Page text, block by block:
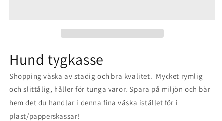
shopping
väska
Tote
bag
tygkasse
shopping
väska
Tote
Hund tygkasse
Shopping väska av stadig och bra kvalitet. Mycket rymlig
och slittålig, håller för tunga varor. Spara på miljön och bär
hem det du handlar i denna fina väska istället för i
plast/papperskassar!